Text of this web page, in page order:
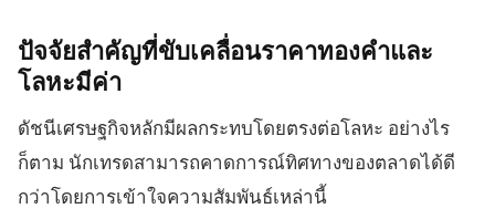
ปัจจัยสำคัญที่ขับเคลื่อนราคาทองคำและ
โลหะมีค่า
ดัชนีเศรษฐกิจหลักมีผลกระทบโดยตรงต่อโลหะ อย่างไร
ก็ตาม นักเทรดสามารถคาดการณ์ทิศทางของตลาดได้ดี
กว่าโดยการเข้าใจความสัมพันธ์เหล่านี้